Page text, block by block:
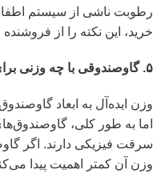
رطوبت ناشی از سیستم
خرید، این نکته را از
۵. گاوصندوقی با چه وزنی برای سازمان مناسب است؟
وزن ایده‌آل به ابعاد
اما به طور کلی،
سرقت فیزیکی دارند. اگر
وزن آن کمتر اهمیت پیدا